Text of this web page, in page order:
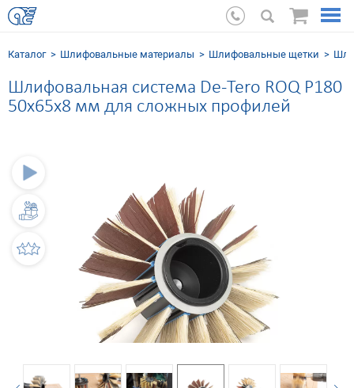
Каталог Шлифовальные мaтериалы Шлифовальные щетки
Шлифовальная система De-Tero ROQ P180
50х65х8 мм для сложных профилей